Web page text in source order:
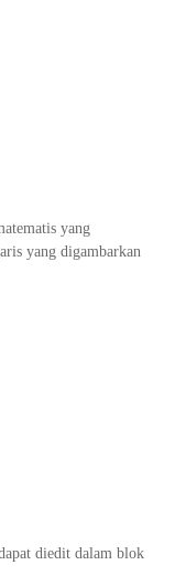
yang
yang digambarkan
diedit dalam blok